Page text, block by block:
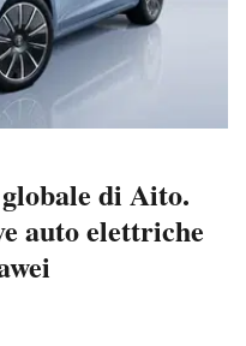
di Aito.
auto elettriche